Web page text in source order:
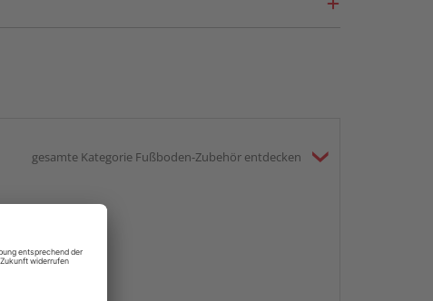
gesamte Kategorie Fußboden-Zubehör entdecken